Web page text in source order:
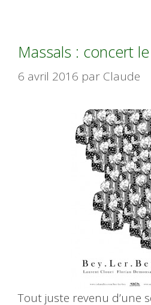
Massals : concert
6 avril 2016 par Claude
Tout juste revenu d’une